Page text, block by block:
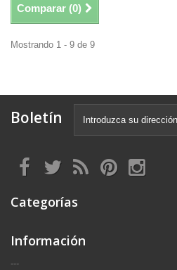
Comparar (0)
Mostrando 1 - 9 de 9
Boletín
Categorías
Información
---